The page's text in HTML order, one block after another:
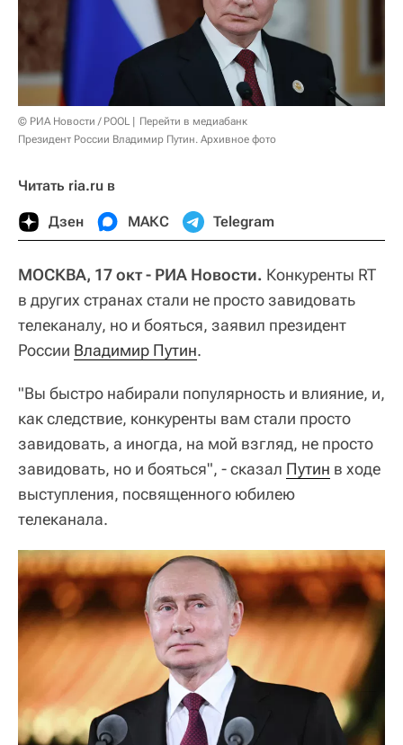
© РИА Новости / POOL
Перейти в медиабанк
Президент России Владимир Путин. Архивное фото
Читать ria.ru в
Дзен МАКС Telegram
МОСКВА, 17 окт - РИА Новости. Конкуренты RT
в других странах стали не просто завидовать
телеканалу, но и бояться, заявил президент
России Владимир Путин.
"Вы быстро набирали популярность и влияние, и,
как следствие, конкуренты вам стали просто
завидовать, а иногда, на мой взгляд, не просто
завидовать, но и бояться", - сказал Путин в ходе
выступления, посвященного юбилею
телеканала.